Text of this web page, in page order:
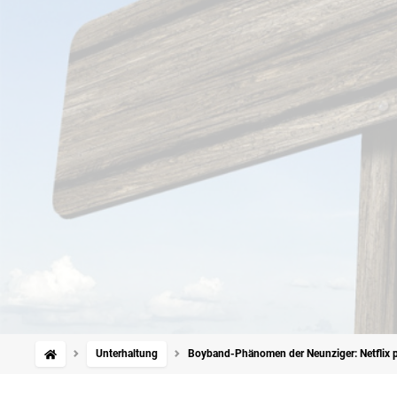
Unterhaltung Boyband-Phänomen der Neunziger: